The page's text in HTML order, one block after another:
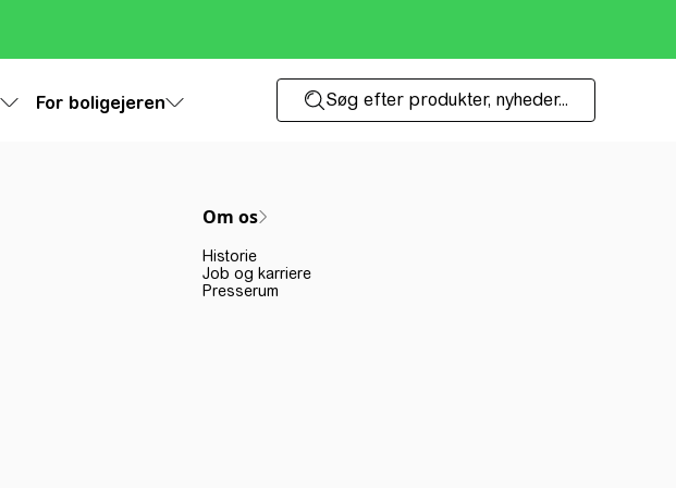
For boligejeren Søg efter produkter, nyheder...
Om os
Historie
Job og karriere
Presserum